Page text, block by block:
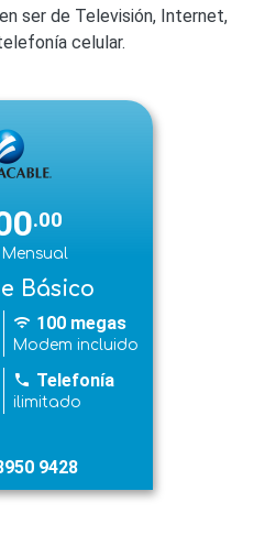
ser de Televisión, Internet,
celular.
.00
Básico
wifi 100 megas
Modem incluido
phone Telefonía
ilimitado
9428